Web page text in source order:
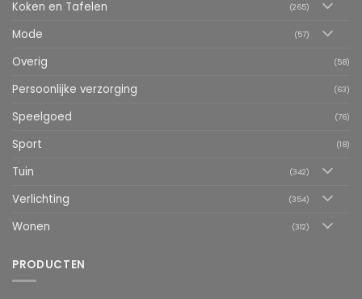
Koken en Tafelen (265)
Mode (57)
Overig (58)
Persoonlijke verzorging (63)
Speelgoed (76)
Sport (18)
Tuin (342)
Verlichting (354)
Wonen (312)
PRODUCTEN